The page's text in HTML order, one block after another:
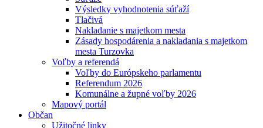
Výsledky vyhodnotenia súťaží
Tlačivá
Nakladanie s majetkom mesta
Zásady hospodárenia a nakladania s majetkom
mesta Turzovka
Voľby a referendá
Voľby do Európskeho parlamentu
Referendum 2026
Komunálne a župné voľby 2026
Mapový portál
Občan
Užitočné linky